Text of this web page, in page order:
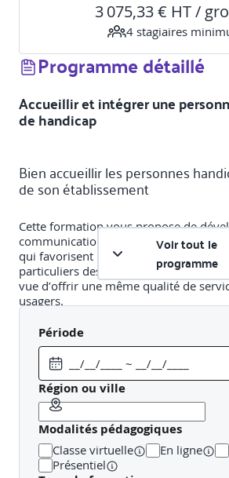
3 075,33 € HT /
4 stagiaires
Programme détaillé
Accueillir et intégrer une
de handicap
Bien accueillir les personnes
de son établissement
Cette formation vous propose de
communication et des attitudes
qui favorisent une meilleure prise en
particuliers des personnes en
vue d’offrir une même qualité de
usagers.
Objectifs pédagogiques
A l'issue de la formation, le participant
Renforcer ses connaissances et sa
des situations de handicap
S’adapter à la diversité de
d’accompagnement dans son cadre
Voir tout le
programme
Période
Région ou ville
Modalités pédagogiques
Classe virtuelle En ligne
Présentiel